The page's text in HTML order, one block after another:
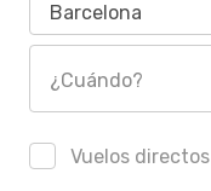
Barcelona
¿Cuándo?
Vuelos directos